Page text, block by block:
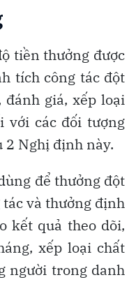
tiền thưởng được
tích công tác đột
giá, xếp loại
với các đối tượng
Nghị định này.
để thưởng đột
và thưởng định
kết quả theo dõi,
xếp loại chất
người trong danh